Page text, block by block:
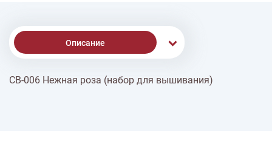
Описание
Доставка
СВ-006 Нежная роза (набор для вышивания)